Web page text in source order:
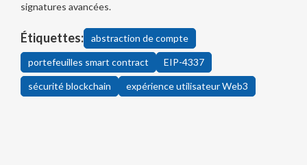
signatures avancées.
Étiquettes: abstraction de compte
portefeuilles smart contract EIP-4337
sécurité blockchain expérience utilisateur Web3